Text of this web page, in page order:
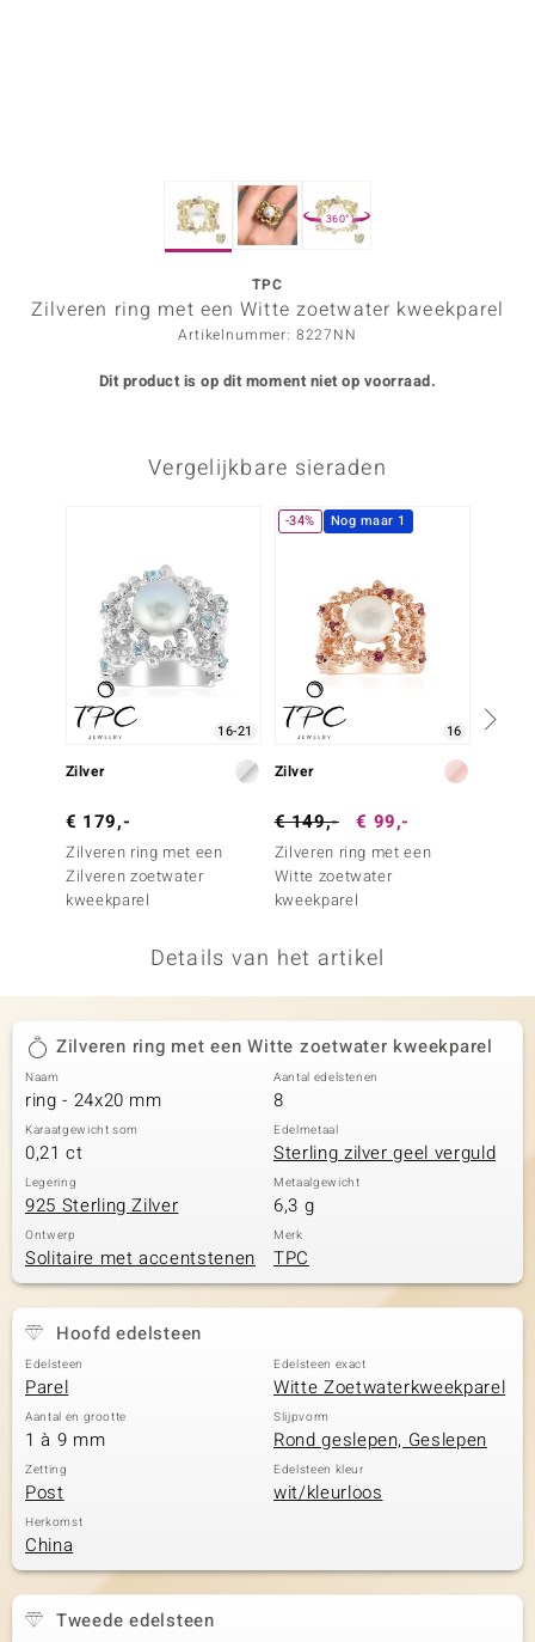
Collection
360°
TPC
Zilveren ring met een Witte zoetwater kweekparel
Artikelnummer: 8227NN
Dit product is op dit moment niet op voorraad.
Vergelijkbare sieraden
16-21
Zilver
€ 179,-
Zilveren ring met een
Zilveren zoetwater
kweekparel
-34% Nog maar 1
16
Zilver
€ 149,- € 99,-
Zilveren ring met een
Witte zoetwater
kweekparel
Details van het artikel
Zilveren ring met een Witte zoetwater kweekparel
Naam
ring - 24x20 mm
Aantal edelstenen
8
Karaatgewicht som
0,21 ct
Edelmetaal
Sterling zilver geel verguld
Legering
925 Sterling Zilver
Metaalgewicht
6,3 g
Ontwerp
Solitaire met accentstenen
Merk
TPC
Hoofd edelsteen
Edelsteen
Parel
Edelsteen exact
Witte Zoetwaterkweekparel
Aantal en grootte
1 à 9 mm
Slijpvorm
Rond geslepen, Geslepen
Zetting
Post
Edelsteen kleur
wit/kleurloos
Herkomst
China
Tweede edelsteen